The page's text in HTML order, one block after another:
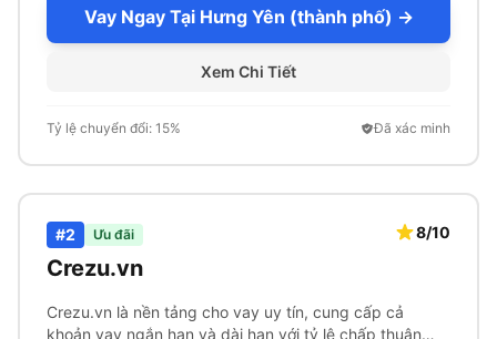
Vay Ngay Tại Hưng Yên (thành phố) →
Xem Chi Tiết
Tỷ lệ chuyển đổi: 15% Đã xác minh
#2 Ưu đãi
Crezu.vn
8/10
Crezu.vn là nền tảng cho vay uy tín, cung cấp cả
khoản vay ngắn hạn và dài hạn với tỷ lệ chấp thuận